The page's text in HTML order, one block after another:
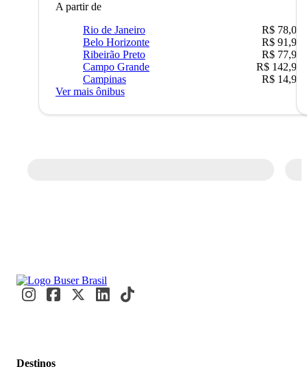
A partir de
Rio de Janeiro
R$ 78,02
Belo Horizonte
R$ 91,90
Ribeirão Preto
R$ 77,90
Campo Grande
R$ 142,90
Campinas
R$ 14,90
Ver mais ônibus
Destinos